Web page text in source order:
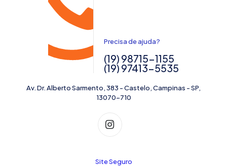
Precisa de ajuda?
(19) 98715-1155
(19) 97413-5535
Av. Dr. Alberto Sarmento, 383 - Castelo, Campinas - SP,
13070-710
Site Seguro